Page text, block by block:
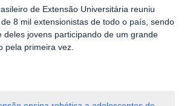
de Extensão Universitária reuniu
8 mil extensionistas de todo o país, sendo
deles jovens participando de um grande
pela primeira vez.